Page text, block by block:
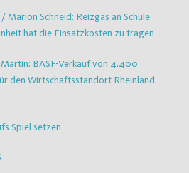
Marion Schneid: Reizgas an Schule
hat die Einsatzkosten zu tragen
BASF-Verkauf von 4.400
den Wirtschaftsstandort Rheinland-
Spiel setzen